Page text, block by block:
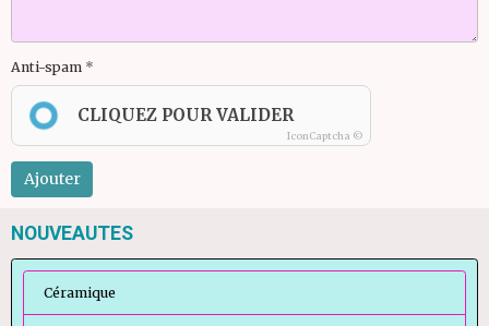
Anti-spam
CLIQUEZ POUR VALIDER
IconCaptcha ©
Ajouter
NOUVEAUTES
Céramique